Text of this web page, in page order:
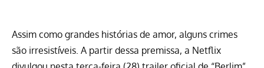
Assim como grandes histórias de amor, alguns crimes
são irresistíveis. A partir dessa premissa, a Netflix